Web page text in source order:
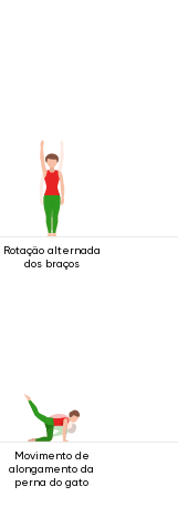
Rotação alternada
dos braços
Movimento de
alongamento da
perna do gato